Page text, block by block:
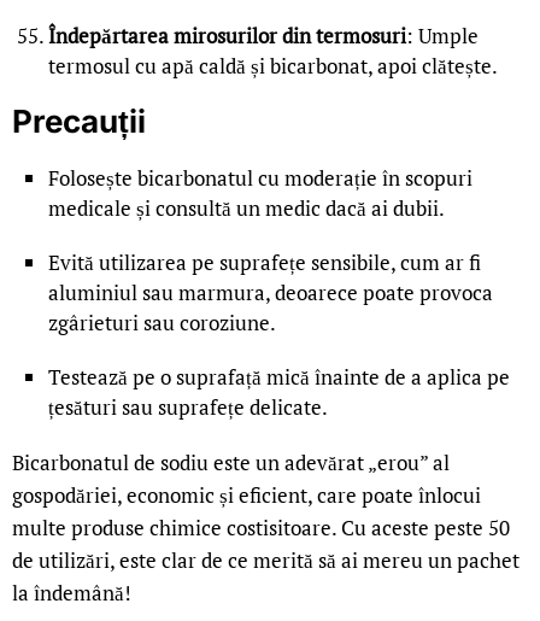
Îndepărtarea mirosurilor din termosuri: Umple
termosul cu apă caldă și bicarbonat, apoi clătește.
Precauții
Folosește bicarbonatul cu moderație în scopuri
medicale și consultă un medic dacă ai dubii.
Evită utilizarea pe suprafețe sensibile, cum ar fi
aluminiul sau marmura, deoarece poate provoca
zgârieturi sau coroziune.
Testează pe o suprafață mică înainte de a aplica pe
țesături sau suprafețe delicate.
Bicarbonatul de sodiu este un adevărat „erou” al
gospodăriei, economic și eficient, care poate înlocui
multe produse chimice costisitoare. Cu aceste peste 50
de utilizări, este clar de ce merită să ai mereu un pachet
la îndemână!